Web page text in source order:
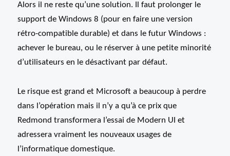
Alors il ne reste qu’une solution. Il faut prolonger le
support de Windows 8 (pour en faire une version
rétro-compatible durable) et dans le futur Windows :
achever le bureau, ou le réserver à une petite minorité
d’utilisateurs en le désactivant par défaut.
Le risque est grand et Microsoft a beaucoup à perdre
dans l’opération mais il n’y a qu’à ce prix que
Redmond transformera l’essai de Modern UI et
adressera vraiment les nouveaux usages de
l’informatique domestique.